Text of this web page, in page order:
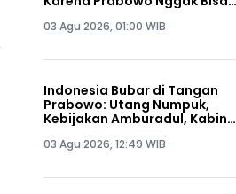
03 Agu 2026, 01:00 WIB
Indonesia Bubar di Tangan
Prabowo: Utang Numpuk,
Kebijakan Amburadul, Kabinet
Semua!
03 Agu 2026, 12:49 WIB